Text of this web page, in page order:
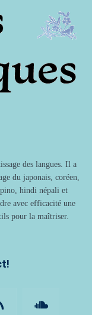
des langues. Il a
du japonais, coréen,
hindi népali et
avec efficacité une
pour la maîtriser.